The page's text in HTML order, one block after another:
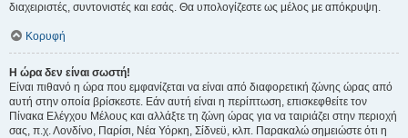
διαχειριστές, συντονιστές και εσάς. Θα υπολογίζεστε ως μέλος με απόκρυψη.
Κορυφή
Η ώρα δεν είναι σωστή!
Είναι πιθανό η ώρα που εμφανίζεται να είναι από διαφορετική ζώνης ώρας από
αυτή στην οποία βρίσκεστε. Εάν αυτή είναι η περίπτωση, επισκεφθείτε τον
Πίνακα Ελέγχου Μέλους και αλλάξτε τη ζώνη ώρας για να ταιριάζει στην περιοχή
σας, π.χ. Λονδίνο, Παρίσι, Νέα Υόρκη, Σίδνεϋ, κλπ. Παρακαλώ σημειώστε ότι η